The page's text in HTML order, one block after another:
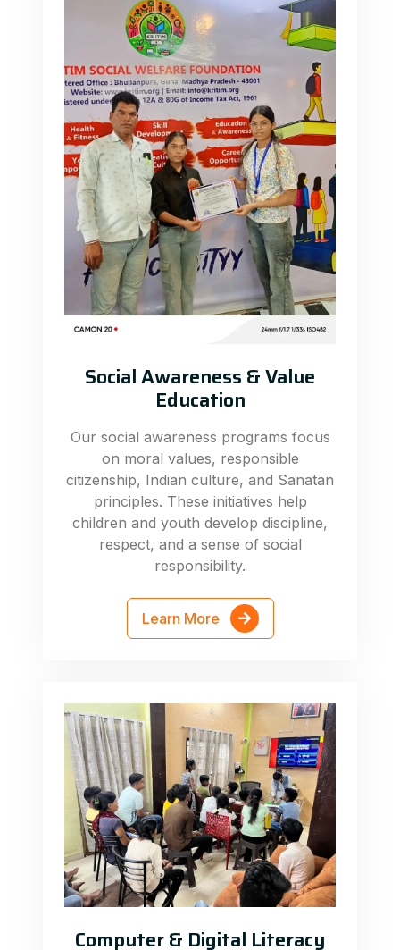
Social Awareness & Value
Education
Our social awareness programs focus
on moral values, responsible
citizenship, Indian culture, and Sanatan
principles. These initiatives help
children and youth develop discipline,
respect, and a sense of social
responsibility.
Learn More
Computer & Digital Literacy